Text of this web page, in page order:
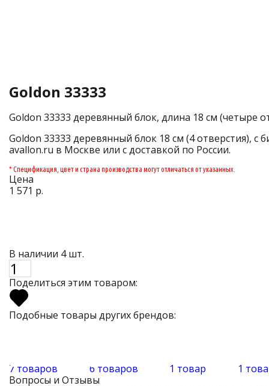
Goldon 33333
Goldon 33333 деревянный блок, длина 18 см (четыре
Goldon 33333 деревянный блок 18 см (4 отверстия), с
avallon.ru в Москве или с доставкой по России.
* Спецификация, цвет и страна производства могут отличаться от указанных.
Цена
1 571 р.
В наличии 4 шт.
Поделиться этим товаром:
Подобные товары других брендов:
7 товаров 6 товаров 1 товар
1
Вопросы и Отзывы